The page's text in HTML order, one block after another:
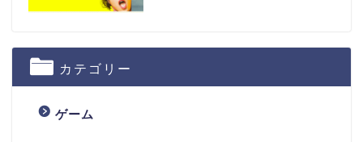
カテゴリー
ゲーム